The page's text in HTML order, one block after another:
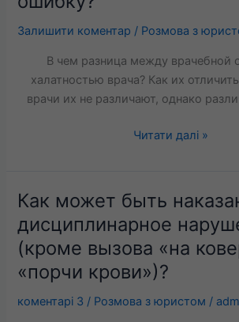
Залишити коментар / Розмова з
В чем разница между врачебной
халатностью врача? Как их
врачи их не различают, однако
за
ошибку?
Читати далі »
Как может быть
дисциплинарное
(кроме вызова «на
«порчи крови»)?
коментарі 3 / Розмова з юристом /
Как
быть
наказан
врач
дисциплинарное